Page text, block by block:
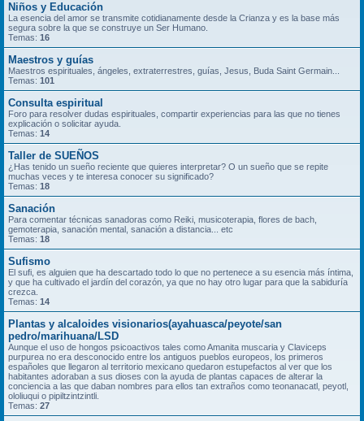
Niños y Educación
La esencia del amor se transmite cotidianamente desde la Crianza y es la base más
segura sobre la que se construye un Ser Humano.
Temas: 16
Maestros y guías
Maestros espirituales, ángeles, extraterrestres, guías, Jesus, Buda Saint Germain...
Temas: 101
Consulta espiritual
Foro para resolver dudas espirituales, compartir experiencias para las que no tienes
explicación o solicitar ayuda.
Temas: 14
Taller de SUEÑOS
¿Has tenido un sueño reciente que quieres interpretar? O un sueño que se repite
muchas veces y te interesa conocer su significado?
Temas: 18
Sanación
Para comentar técnicas sanadoras como Reiki, musicoterapia, flores de bach,
gemoterapia, sanación mental, sanación a distancia... etc
Temas: 18
Sufismo
El sufi, es alguien que ha descartado todo lo que no pertenece a su esencia más íntima,
y que ha cultivado el jardín del corazón, ya que no hay otro lugar para que la sabiduría
crezca.
Temas: 14
Plantas y alcaloides visionarios(ayahuasca/peyote/san
pedro/marihuana/LSD
Aunque el uso de hongos psicoactivos tales como Amanita muscaria y Claviceps
purpurea no era desconocido entre los antiguos pueblos europeos, los primeros
españoles que llegaron al territorio mexicano quedaron estupefactos al ver que los
habitantes adoraban a sus dioses con la ayuda de plantas capaces de alterar la
conciencia a las que daban nombres para ellos tan extraños como teonanacatl, peyotl,
ololiuqui o pipiltzintzintli.
Temas: 27